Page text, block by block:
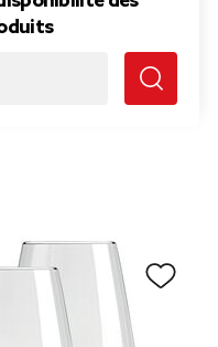
pied